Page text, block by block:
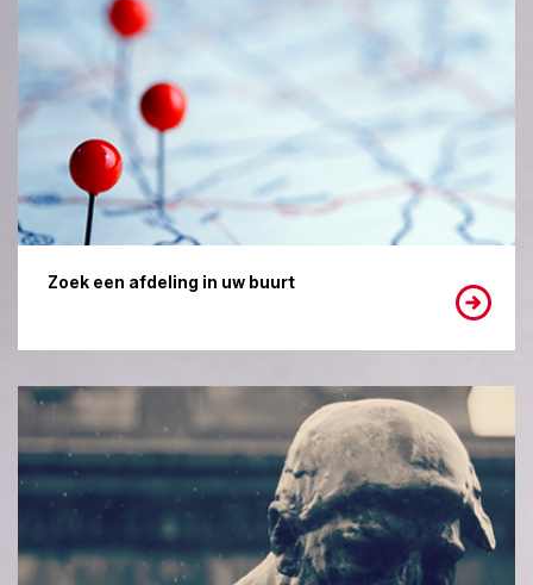
Zoek een afdeling in uw buurt